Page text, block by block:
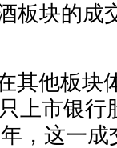
板块的成
其他板块
上市银行
，这一